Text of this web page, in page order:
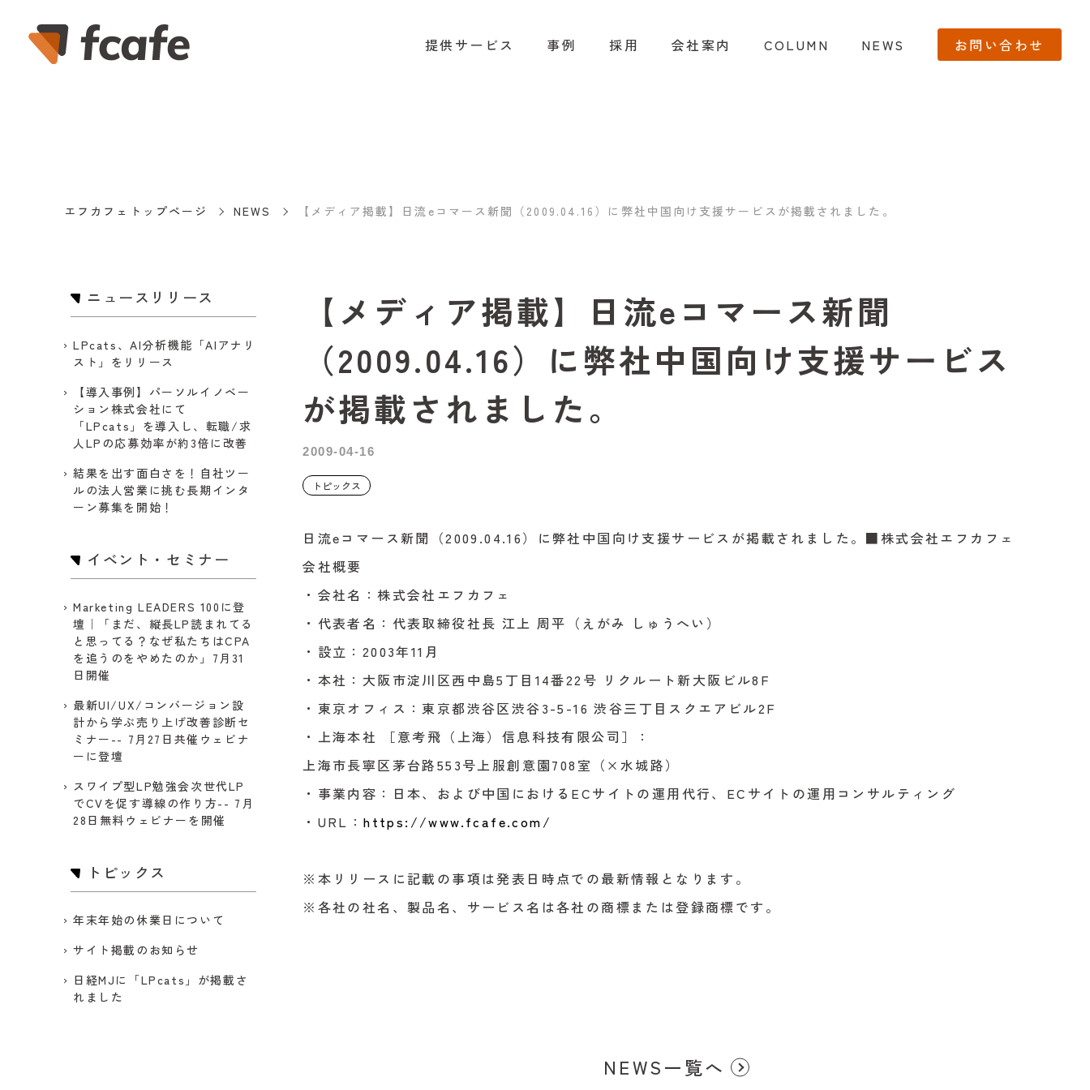
提供サービス 事例 採用 会社案内 COLUMN NEWS お問い合わせ
エフカフェトップページ NEWS 【メディア掲載】日流eコマース新聞（2009.04.16）に弊社中国向け支援サービスが掲載されました。
ニュースリリース
LPcats、AI分析機能「AIアナリ
スト」をリリース
【導入事例】パーソルイノベー
ション株式会社にて
「LPcats」を導入し、転職/求
人LPの応募効率が約3倍に改善
結果を出す面白さを！自社ツー
ルの法人営業に挑む長期インタ
ーン募集を開始！
イベント・セミナー
Marketing LEADERS 100に登
壇｜「まだ、縦長LP読まれてる
と思ってる？なぜ私たちはCPA
を追うのをやめたのか」7月31
日開催
最新UI/UX/コンバージョン設
計から学ぶ売り上げ改善診断セ
ミナー-- 7月27日共催ウェビナ
ーに登壇
スワイプ型LP勉強会次世代LP
でCVを促す導線の作り方-- 7月
28日無料ウェビナーを開催
トピックス
年末年始の休業日について
サイト掲載のお知らせ
日経MJに「LPcats」が掲載さ
れました
【メディア掲載】日流eコマース新聞
（2009.04.16）に弊社中国向け支援サービス
が掲載されました。
2009-04-16
トピックス
日流eコマース新聞（2009.04.16）に弊社中国向け支援サービスが掲載されました。■株式会社エフカフェ
会社概要
・会社名：株式会社エフカフェ
・代表者名：代表取締役社長 江上 周平（えがみ しゅうへい）
・設立：2003年11月
・本社：大阪市淀川区西中島5丁目14番22号 リクルート新大阪ビル8F
・東京オフィス：東京都渋谷区渋谷3-5-16 渋谷三丁目スクエアビル2F
・上海本社 ［意考飛（上海）信息科技有限公司］：
上海市長寧区茅台路553号上服創意園708室（×水城路）
・事業内容：日本、および中国におけるECサイトの運用代行、ECサイトの運用コンサルティング
・URL：https://www.fcafe.com/
※本リリースに記載の事項は発表日時点での最新情報となります。
※各社の社名、製品名、サービス名は各社の商標または登録商標です。
NEWS一覧へ